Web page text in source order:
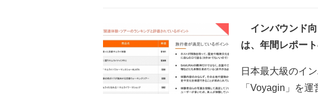
インバウンド向
は、年間レポー
日本最大級のイ
「Voyagin」を